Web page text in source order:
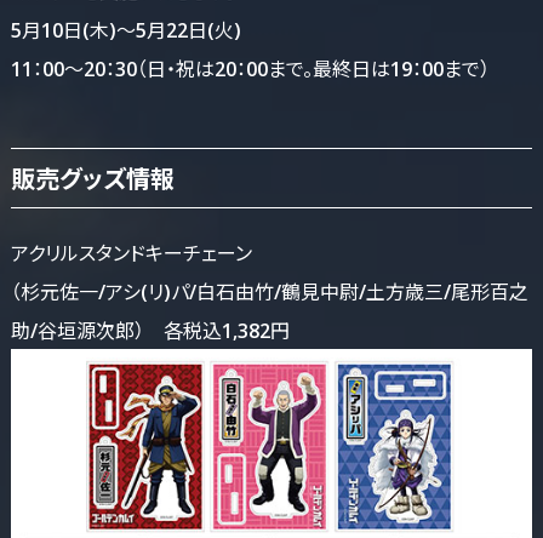
5月10日(木)～5月22日(火)
11：00～20：30（日・祝は20：00まで。最終日は19：00まで）
販売グッズ情報
アクリルスタンドキーチェーン
（杉元佐一/アシ(リ)パ/白石由竹/鶴見中尉/土方歳三/尾形百之
助/谷垣源次郎） 各税込1,382円